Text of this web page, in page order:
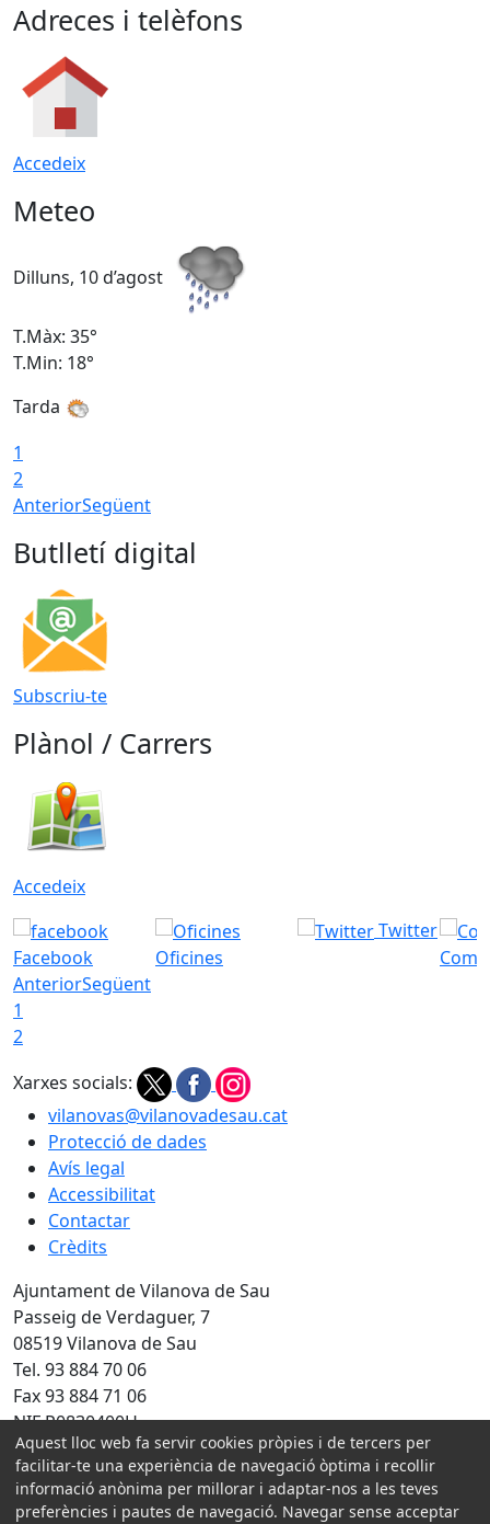
Adreces i telèfons
Accedeix
Meteo
Dilluns, 10 d’agost
T.Màx: 35°
T.Min: 18°
Tarda
1
2
AnteriorSegüent
Butlletí digital
Subscriu-te
Plànol / Carrers
Accedeix
Facebook Oficines
Twitter
Com
AnteriorSegüent
1
2
Xarxes socials:
vilanovas@vilanovadesau.cat
Protecció de dades
Avís legal
Accessibilitat
Contactar
Crèdits
Ajuntament de Vilanova de Sau
Passeig de Verdaguer, 7
08519 Vilanova de Sau
Tel. 93 884 70 06
Fax 93 884 71 06
NIF P0830400H
Amb la col·laboració de:
Aquest lloc web fa servir cookies pròpies i de tercers per
facilitar-te una experiència de navegació òptima i recollir
informació anònima per millorar i adaptar-nos a les teves
preferències i pautes de navegació. Navegar sense acceptar